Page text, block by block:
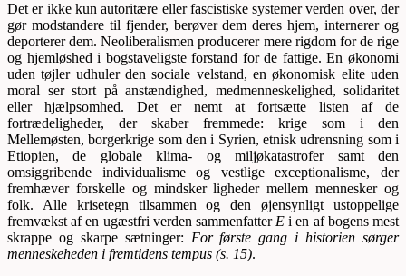
Det er ikke kun autoritære eller fascistiske systemer verden over, der
gør modstandere til fjender, berøver dem deres hjem, internerer og
deporterer dem. Neoliberalismen producerer mere rigdom for de rige
og hjemløshed i bogstaveligste forstand for de fattige. En økonomi
uden tøjler udhuler den sociale velstand, en økonomisk elite uden
moral ser stort på anstændighed, medmenneskelighed, solidaritet
eller hjælpsomhed. Det er nemt at fortsætte listen af de
fortrædeligheder, der skaber fremmede: krige som i den
Mellemøsten, borgerkrige som den i Syrien, etnisk udrensning som i
Etiopien, de globale klima- og miljøkatastrofer samt den
omsiggribende individualisme og vestlige exceptionalisme, der
fremhæver forskelle og mindsker ligheder mellem mennesker og
folk. Alle krisetegn tilsammen og den øjensynligt ustoppelige
fremvækst af en ugæstfri verden sammenfatter E i en af bogens mest
skrappe og skarpe sætninger: For første gang i historien sørger
menneskeheden i fremtidens tempus (s. 15).